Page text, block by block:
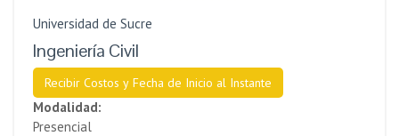
Universidad de Sucre
Ingeniería Civil
Recibir Costos y Fecha de Inicio al Instante
Modalidad:
Presencial